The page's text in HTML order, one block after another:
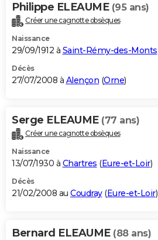
Philippe ELEAUME (95 ans)
Créer une cagnotte obsèques
Naissance
29/09/1912 à Saint-Rémy-des-Monts
Décès
27/07/2008 à Alençon (Orne)
Serge ELEAUME (77 ans)
Créer une cagnotte obsèques
Naissance
13/07/1930 à Chartres (Eure-et-Loir)
Décès
21/02/2008 au Coudray(Eure-et-Loir)
Bernard ELEAUME (88 ans)